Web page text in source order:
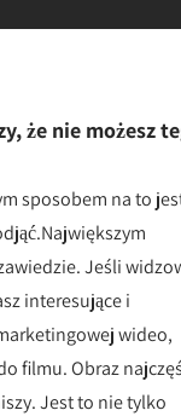
że nie możesz
sposobem na to
Jeśli
interesujące i
wideo,
filmu. Obraz
Jest to nie tylko